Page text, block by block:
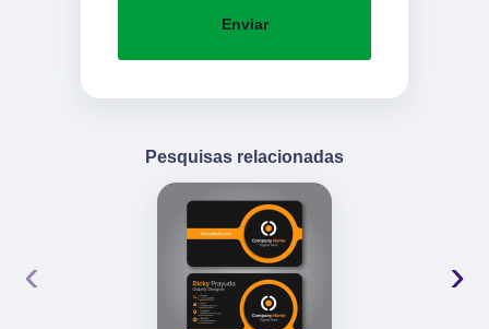
Enviar
Pesquisas relacionadas
‹ ›